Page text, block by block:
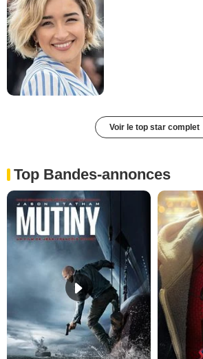
Voir le top star complet
Top Bandes-annonces